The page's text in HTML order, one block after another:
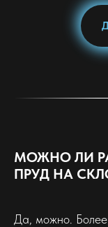
МОЖНО ЛИ
ПРУД НА
Да, можно. Более